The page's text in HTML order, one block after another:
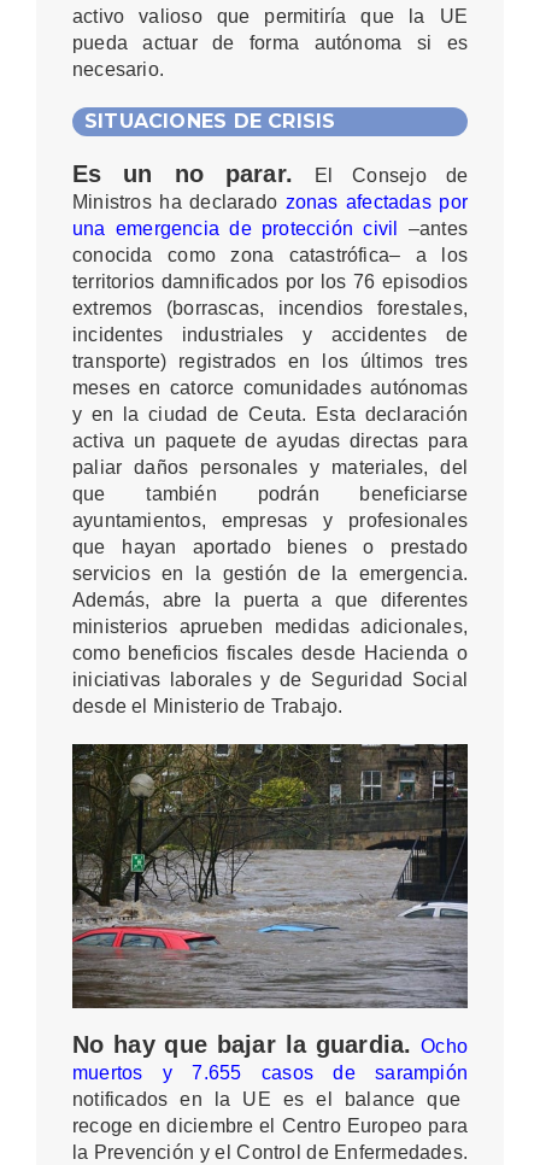
activo valioso que permitiría que la UE
pueda actuar de forma autónoma si es
necesario.
SITUACIONES DE CRISIS
Es un no parar.
El Consejo de
Ministros ha declarado zonas afectadas por
una emergencia de protección civil
–antes
conocida como zona catastrófica– a los
territorios damnificados por los 76 episodios
extremos (borrascas, incendios forestales,
incidentes industriales y accidentes de
transporte) registrados en los últimos tres
meses en catorce comunidades autónomas
y en la ciudad de Ceuta. Esta declaración
activa un paquete de ayudas directas para
paliar daños personales y materiales, del
que también podrán beneficiarse
ayuntamientos, empresas y profesionales
que hayan aportado bienes o prestado
servicios en la gestión de la emergencia.
Además, abre la puerta a que diferentes
ministerios aprueben medidas adicionales,
como beneficios fiscales desde Hacienda o
iniciativas laborales y de Seguridad Social
desde el Ministerio de Trabajo.
No hay que bajar la guardia.Ocho
muertos y 7.655 casos de sarampión
notificados en la UE es el balance que
recoge en diciembre el Centro Europeo para
la Prevención y el Control de Enfermedades.